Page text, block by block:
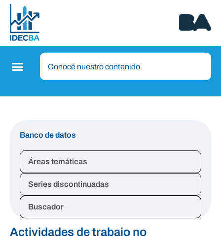
Banco de datos
Áreas temáticas
Series discontinuadas
Buscador
Actividades de trabajo no